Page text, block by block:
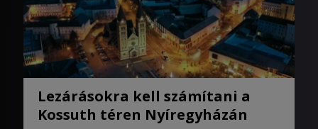
Lezárásokra kell számítani a
Kossuth téren Nyíregyházán